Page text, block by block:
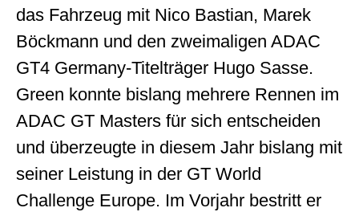
das Fahrzeug mit Nico Bastian, Marek
Böckmann und den zweimaligen ADAC
GT4 Germany-Titelträger Hugo Sasse.
Green konnte bislang mehrere Rennen im
ADAC GT Masters für sich entscheiden
und überzeugte in diesem Jahr bislang mit
seiner Leistung in der GT World
Challenge Europe. Im Vorjahr bestritt er